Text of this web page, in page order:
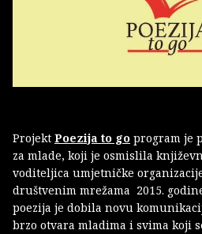
Projekt Poezija to go program je
za mlade, koji je osmislila
voditeljica umjetničke
društvenim mrežama 2015.
poezija je dobila novu
brzo otvara mladima i svima koji